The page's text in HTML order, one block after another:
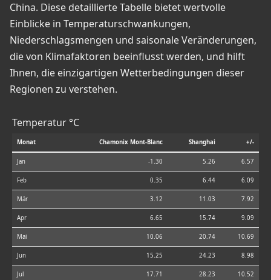
China. Diese detaillierte Tabelle bietet wertvolle
Einblicke in Temperaturschwankungen,
Niederschlagsmengen und saisonale Veränderungen,
die von Klimafaktoren beeinflusst werden, und hilft
Ihnen, die einzigartigen Wetterbedingungen dieser
Regionen zu verstehen.
Temperatur °C
Monat Chamonix Mont-Blanc Shanghai +/-
Jan -1.30 5.26 6.57
Feb 0.35 6.44 6.09
Mär 3.12 11.03 7.92
Apr 6.65 15.74 9.09
Mai 10.06 20.74 10.69
Jun 15.25 24.23 8.98
Jul 17.71 28.23 10.52